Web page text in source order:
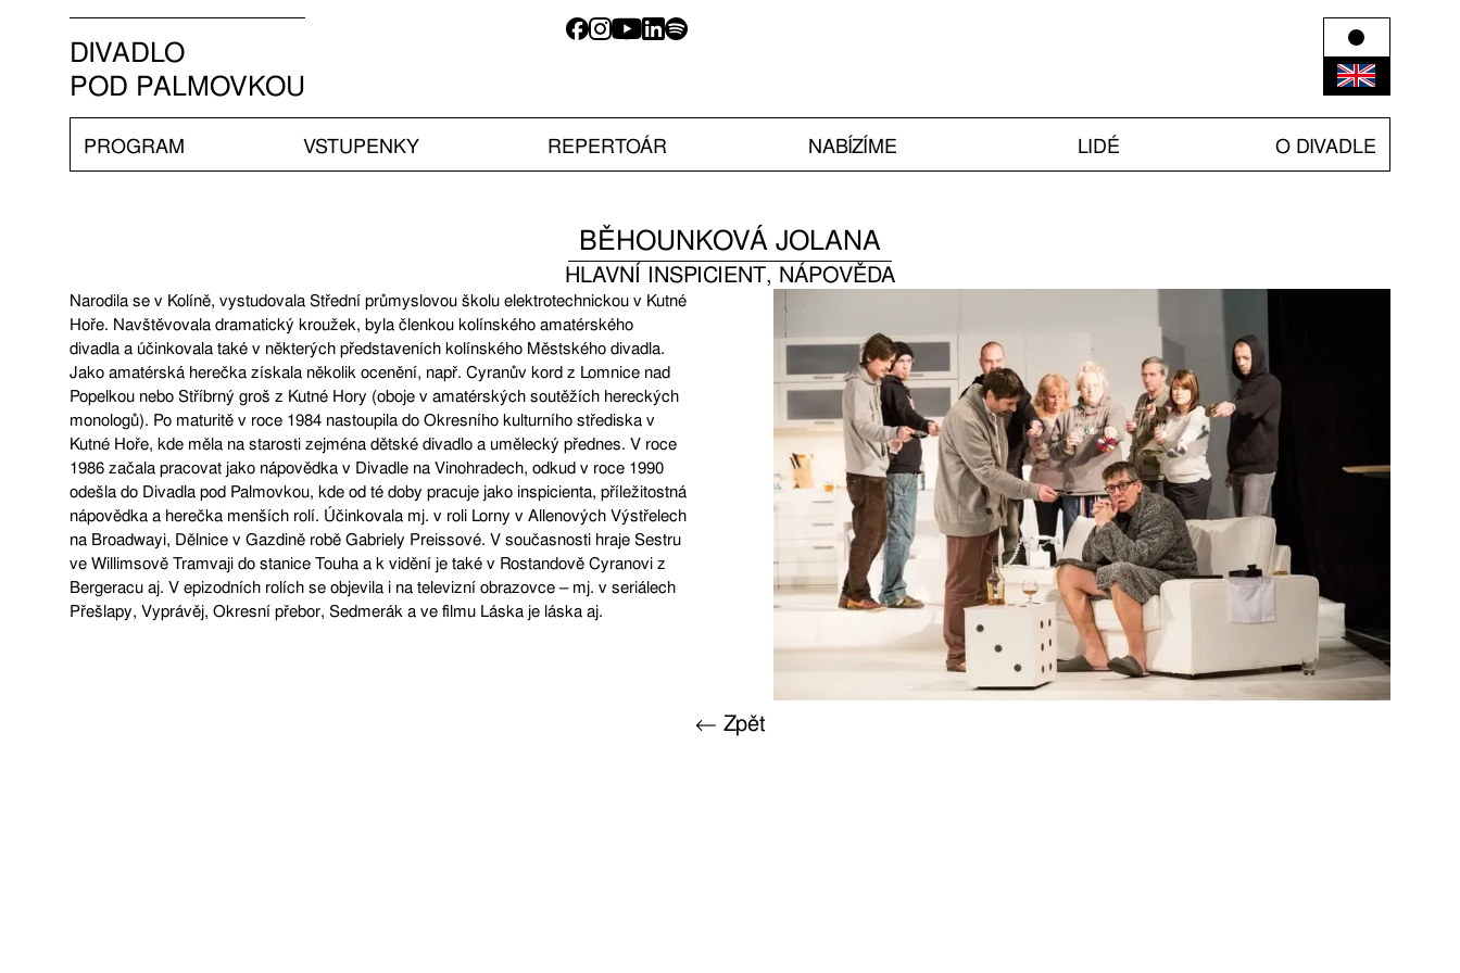
DIVADLO
POD PALMOVKOU
PROGRAM VSTUPENKY REPERTOÁR NABÍZÍME LIDÉ O DIVADLE
BĚHOUNKOVÁ JOLANA
HLAVNÍ INSPICIENT, NÁPOVĚDA
Narodila se v Kolíně, vystudovala Střední průmyslovou školu elektrotechnickou v Kutné
Hoře. Navštěvovala dramatický kroužek, byla členkou kolínského amatérského
divadla a účinkovala také v některých představeních kolínského Městského divadla.
Jako amatérská herečka získala několik ocenění, např. Cyranův kord z Lomnice nad
Popelkou nebo Stříbrný groš z Kutné Hory (oboje v amatérských soutěžích hereckých
monologů). Po maturitě v roce 1984 nastoupila do Okresního kulturního střediska v
Kutné Hoře, kde měla na starosti zejména dětské divadlo a umělecký přednes. V roce
1986 začala pracovat jako nápovědka v Divadle na Vinohradech, odkud v roce 1990
odešla do Divadla pod Palmovkou, kde od té doby pracuje jako inspicienta, příležitostná
nápovědka a herečka menších rolí. Účinkovala mj. v roli Lorny v Allenových Výstřelech
na Broadwayi, Dělnice v Gazdině robě Gabriely Preissové. V současnosti hraje Sestru
ve Willimsově Tramvaji do stanice Touha a k vidění je také v Rostandově Cyranovi z
Bergeracu aj. V epizodních rolích se objevila i na televizní obrazovce – mj. v seriálech
Přešlapy, Vyprávěj, Okresní přebor, Sedmerák a ve filmu Láska je láska aj.
← Zpět